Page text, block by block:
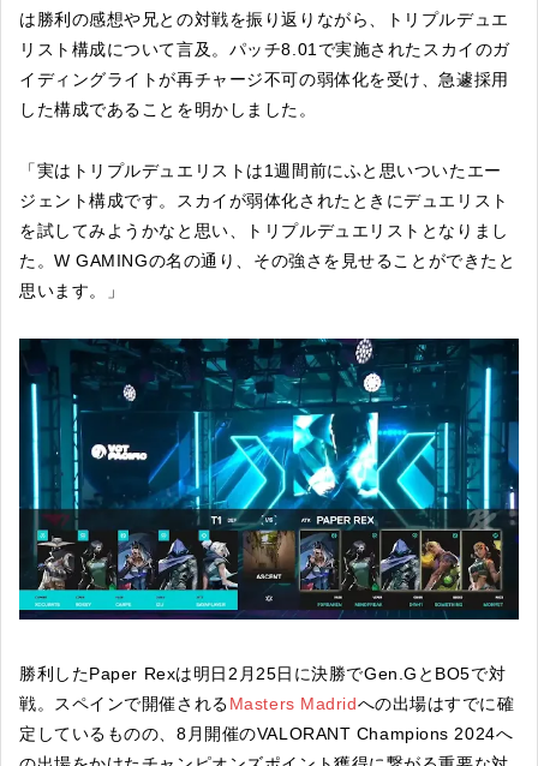
は勝利の感想や兄との対戦を振り返りながら、トリプルデュエ
リスト構成について言及。パッチ8.01で実施されたスカイのガ
イディングライトが再チャージ不可の弱体化を受け、急遽採用
した構成であることを明かしました。
「実はトリプルデュエリストは1週間前にふと思いついたエー
ジェント構成です。スカイが弱体化されたときにデュエリスト
を試してみようかなと思い、トリプルデュエリストとなりまし
た。W GAMINGの名の通り、その強さを見せることができたと
思います。」
勝利したPaper Rexは明日2月25日に決勝でGen.GとBO5で対
戦。スペインで開催されるMasters Madridへの出場はすでに確
定しているものの、8月開催のVALORANT Champions 2024へ